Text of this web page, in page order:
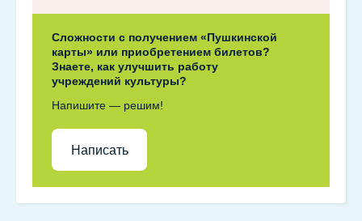
Сложности с получением «Пушкинской
карты» или приобретением билетов?
Знаете, как улучшить работу
учреждений культуры?
Напишите — решим!
Написать